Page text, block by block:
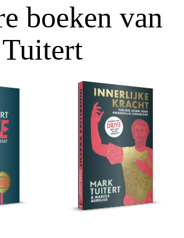
boeken van